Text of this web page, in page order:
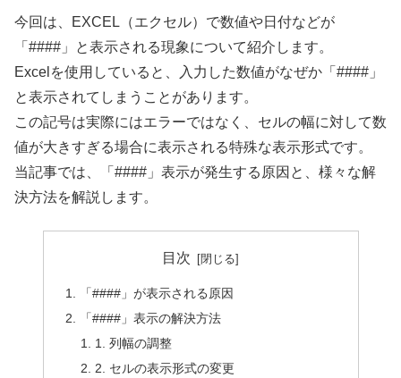
今回は、EXCEL（エクセル）で数値や日付などが
「####」と表示される現象について紹介します。
Excelを使用していると、入力した数値がなぜか「####」
と表示されてしまうことがあります。
この記号は実際にはエラーではなく、セルの幅に対して数
値が大きすぎる場合に表示される特殊な表示形式です。
当記事では、「####」表示が発生する原因と、様々な解
決方法を解説します。
目次
「####」が表示される原因
「####」表示の解決方法
1. 列幅の調整
2. セルの表示形式の変更